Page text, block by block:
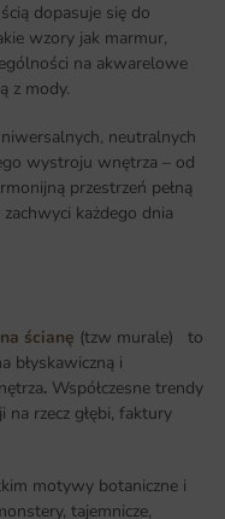
dopasuje się do
wzory jak marmur,
na akwarelowe
z mody.
neutralnych
wystroju wnętrza – od
przestrzeń pełną
każdego dnia
ścianę (tzw murale) to
błyskawiczną i
. Współczesne trendy
na rzecz głębi, faktury
motywy botaniczne i
tajemnicze,